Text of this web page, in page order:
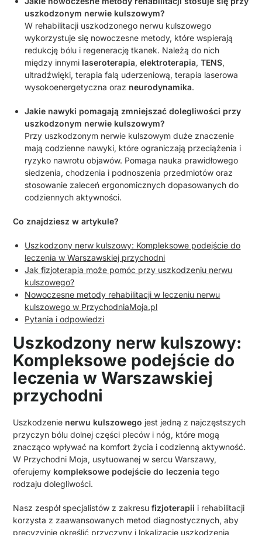
uszkodzonym nerwie kulszowym?
W rehabilitacji uszkodzonego nerwu kulszowego
wykorzystuje się nowoczesne metody, które wspierają
redukcję bólu i regenerację tkanek. Należą do nich
między innymi laseroterapia,elektroterapia,TENS,
ultradźwięki, terapia falą uderzeniową, terapia laserowa
wysokoenergetyczna oraz neurodynamika.
Jakie nawyki pomagają zmniejszać dolegliwości przy
uszkodzonym nerwie kulszowym?
Przy uszkodzonym nerwie kulszowym duże znaczenie
mają codzienne nawyki, które ograniczają przeciążenia i
ryzyko nawrotu objawów. Pomaga nauka prawidłowego
siedzenia, chodzenia i podnoszenia przedmiotów oraz
stosowanie zaleceń ergonomicznych dopasowanych do
codziennych aktywności.
Co znajdziesz w artykule?
Uszkodzony nerw kulszowy: Kompleksowe podejście do
leczenia w Warszawskiej przychodni
Jak fizjoterapia może pomóc przy uszkodzeniu nerwu
kulszowego?
Nowoczesne metody rehabilitacji w leczeniu nerwu
kulszowego w PrzychodniaMoja.pl
Pytania i odpowiedzi
Uszkodzony nerw kulszowy:
Kompleksowe podejście do
leczenia w Warszawskiej
przychodni
Uszkodzenie nerwu kulszowego jest jedną z najczęstszych
przyczyn bólu dolnej części pleców i nóg, które mogą
znacząco wpływać na komfort życia i codzienną aktywność.
W Przychodni Moja, usytuowanej w sercu Warszawy,
oferujemy kompleksowe podejście do leczenia tego
rodzaju dolegliwości.
Nasz zespół specjalistów z zakresufizjoterapii i rehabilitacji
korzysta z zaawansowanych metod diagnostycznych, aby
precyzyjnie określić przyczyny i lokalizację uszkodzenia